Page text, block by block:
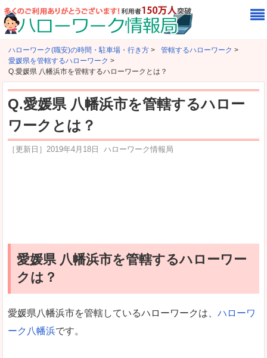
ハローワーク(職安)の時間・駐車場・行き方 > 管轄するハローワーク >
愛媛県を管轄するハローワーク >
Q.愛媛県 八幡浜市を管轄するハローワークとは？
Q.愛媛県 八幡浜市を管轄するハロー
ワークとは？
［更新日］ 2019年4月18日 ハローワーク情報局
愛媛県 八幡浜市を管轄するハローワー
クは？
愛媛県八幡浜市を管轄しているハローワークは、 ハローワ
ーク八幡浜です。